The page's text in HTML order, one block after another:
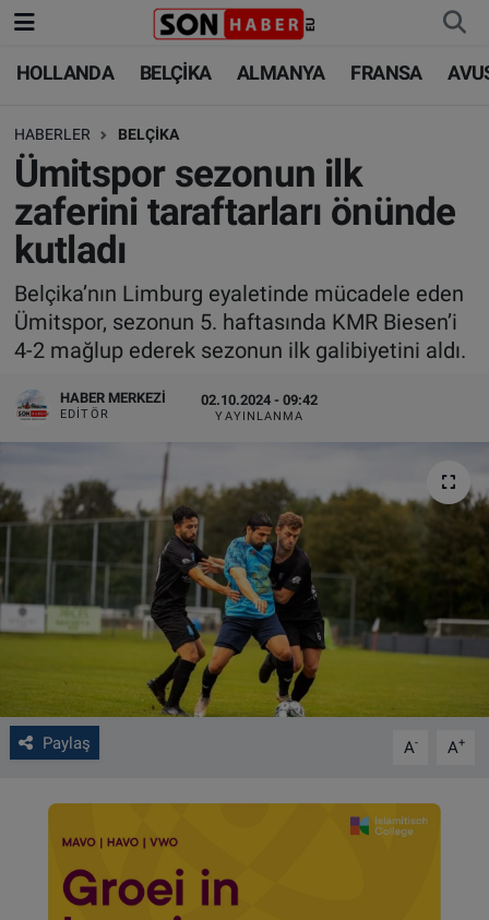
HOLLANDA BELÇİKA ALMANYA FRANSA
HABERLER BELÇİKA
Ümitspor sezonun ilk
zaferini taraftarları önünde
kutladı
Belçika’nın Limburg eyaletinde mücadele eden
Ümitspor, sezonun 5. haftasında KMR Biesen’i
4-2 mağlup ederek sezonun ilk galibiyetini aldı.
HABER MERKEZI
EDITÖR
02.10.2024 - 09:42
YAYINLANMA
Paylaş A- A+
HOLLANDA
BELÇİKA
ALMANYA
FRANSA
AVUSTURYA
SAĞLIK - YAŞAM
BİLİM-TEKNOLOJİ
HOLLANDA
BELÇİKA
ALMANYA
TÜRKİYE
DÜNYA
BİLİM-TEKNOLOJİ
SAĞLIK
FOTO GALERİ
VIDEO GALERİ
ALGEMENE VOORWAARDEN
CONTACT
Çerez Politikası
Nöbetçi Eczaneler
Hava Durumu
Trafik Durumu
Süper Lig Puan Durumu ve Fikstür
Tüm Manşetler
Son Dakika Haberleri
Haber Arşivi